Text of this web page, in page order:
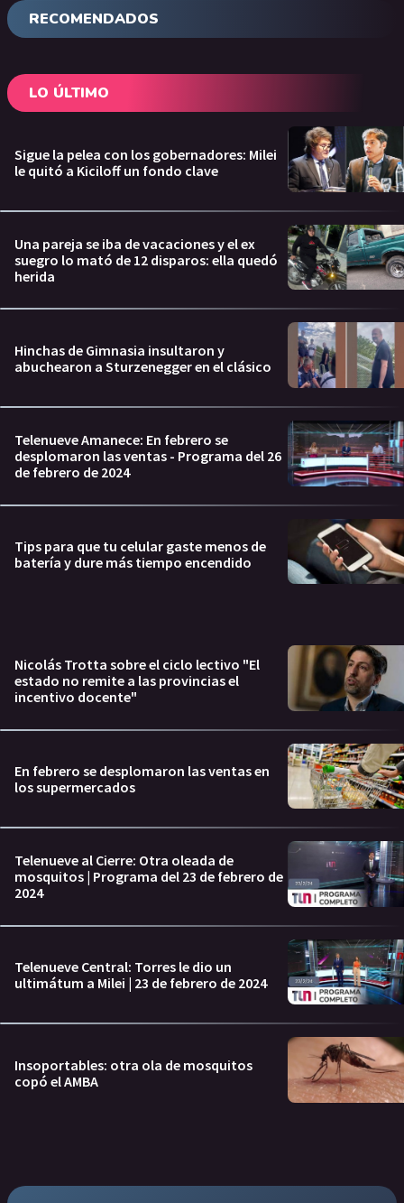
RECOMENDADOS
LO ÚLTIMO
Sigue la pelea con los gobernadores: Milei
le quitó a Kiciloff un fondo clave
Una pareja se iba de vacaciones y el ex
suegro lo mató de 12 disparos: ella quedó
herida
Hinchas de Gimnasia insultaron y
abuchearon a Sturzenegger en el clásico
Telenueve Amanece: En febrero se
desplomaron las ventas - Programa del 26
de febrero de 2024
Tips para que tu celular gaste menos de
batería y dure más tiempo encendido
Nicolás Trotta sobre el ciclo lectivo "El
estado no remite a las provincias el
incentivo docente"
En febrero se desplomaron las ventas en
los supermercados
Telenueve al Cierre: Otra oleada de
mosquitos | Programa del 23 de febrero de
2024
Telenueve Central: Torres le dio un
ultimátum a Milei | 23 de febrero de 2024
Insoportables: otra ola de mosquitos
copó el AMBA